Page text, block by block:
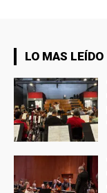
LO MAS LEÍDO